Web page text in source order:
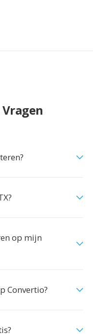
op mijn
Convertio?